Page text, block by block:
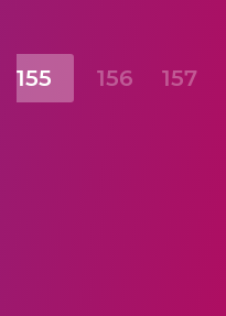
155 156 157